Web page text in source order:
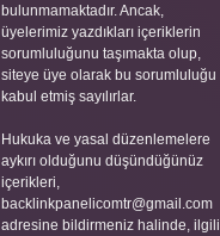
bulunmamaktadır. Ancak,
üyelerimiz yazdıkları içeriklerin
sorumluluğunu taşımakta olup,
siteye üye olarak bu sorumluluğu
kabul etmiş sayılırlar.
Hukuka ve yasal düzenlemelere
aykırı olduğunu düşündüğünüz
içerikleri,
backlinkpanelicomtr@gmail.com
adresine bildirmeniz halinde, ilgili